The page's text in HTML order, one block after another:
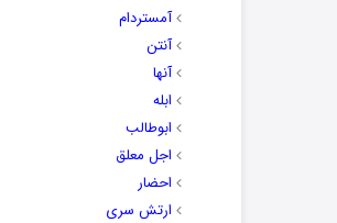
آمستردام
آنتن
آنها
ابله
ابوطالب
اجل معلق
احضار
ارتش سری